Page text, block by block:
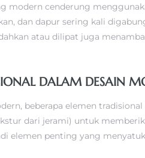
modern cenderung
dan dapur sering kali
atau dilipat juga
DALAM DESAIN
beberapa elemen
dari jerami) untuk
elemen penting yang